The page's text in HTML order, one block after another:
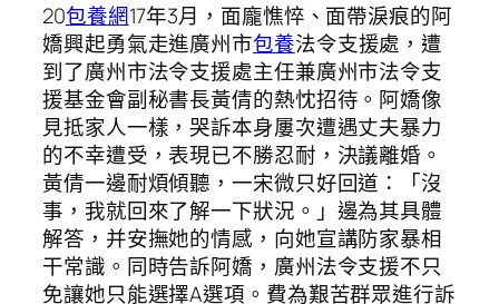
20包養網17年3月，面龐憔悴、面帶淚痕的阿
嬌興起勇氣走進廣州市包養法令支援處，遭
到了廣州市法令支援處主任兼廣州市法令支
援基金會副秘書長黃倩的熱忱招待。阿嬌像
見抵家人一樣，哭訴本身屢次遭遇丈夫暴力
的不幸遭受，表現已不勝忍耐，決議離婚。
黃倩一邊耐煩傾聽，一宋微只好回道：「沒
事，我就回來了解一下狀況。」邊為其具體
解答，并安撫她的情感，向她宣講防家暴相
干常識。同時告訴阿嬌，廣州法令支援不只
免讓她只能選擇A選項。費為艱苦群眾進行訴